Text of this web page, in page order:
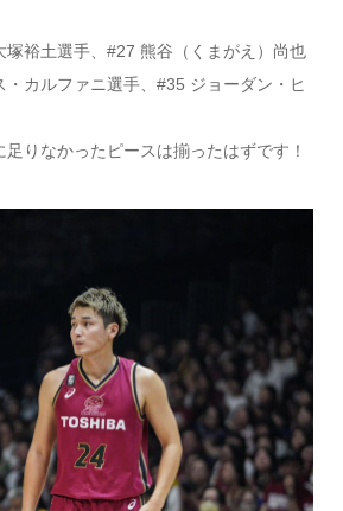
塚裕土選手、#27 熊谷（くまがえ）尚也
カルファニ選手、#35 ジョーダン・ヒ
りなかったピースは揃ったはずです！